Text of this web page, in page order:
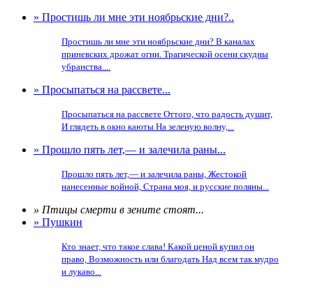
» Простишь ли мне эти ноябрьские дни?..
Простишь ли мне эти ноябрьские дни? В каналах
приневских дрожат огни. Трагической осени скудны
убранства....
» Просыпаться на рассвете...
Просыпаться на рассвете Оттого, что радость душит,
И глядеть в окно каюты На зеленую волну,...
» Прошло пять лет,— и залечила раны...
Прошло пять лет,— и залечила раны, Жестокой
нанесенные войной, Страна моя, и русские поляны...
» Птицы смерти в зените стоят...
» Пушкин
Кто знает, что такое слава! Какой ценой купил он
право, Возможность или благодать Над всем так мудро
и лукаво...